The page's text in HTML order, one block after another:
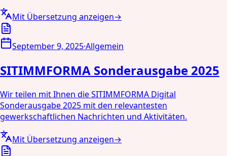
Mit Übersetzung anzeigen→
September 9, 2025·Allgemein
SITIMMFORMA Sonderausgabe 2025
Wir teilen mit Ihnen die SITIMMFORMA Digital
Sonderausgabe 2025 mit den relevantesten
gewerkschaftlichen Nachrichten und Aktivitäten.
Mit Übersetzung anzeigen→